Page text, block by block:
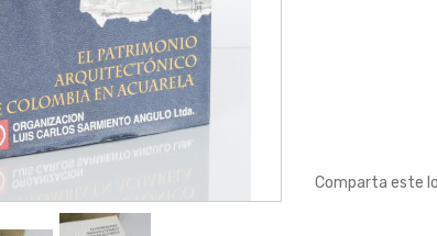
Comparta este